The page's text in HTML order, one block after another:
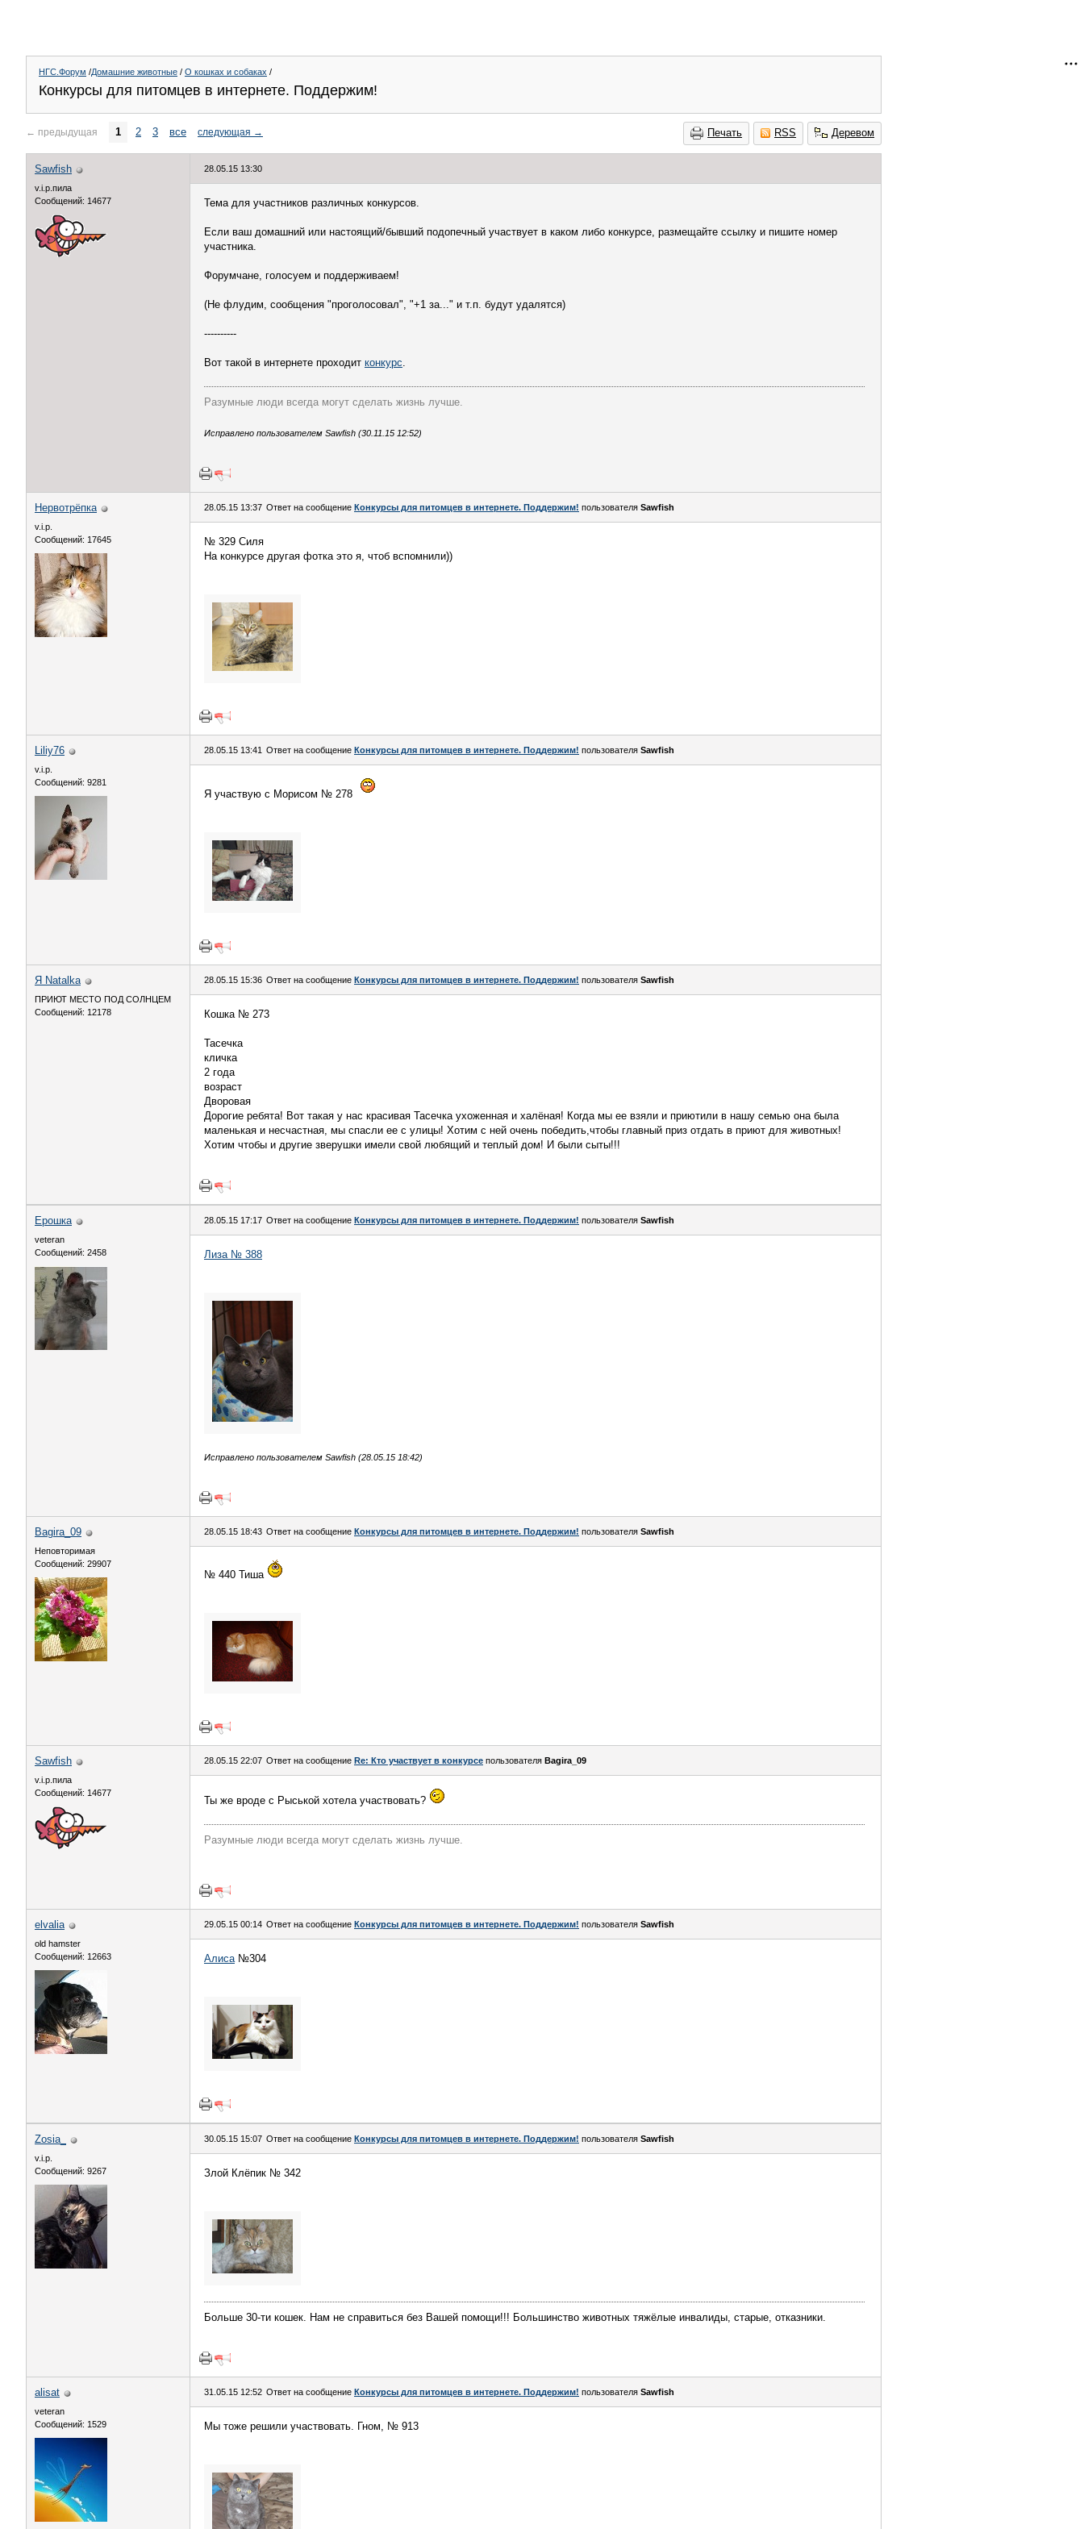
НГС.Форум /Домашние животные / О кошках и собаках /
Конкурсы для питомцев в интернете. Поддержим!
Печать RSS Деревом
← предыдущая 1 2 3 все следующая →
Sawfish
v.i.p.пила
Сообщений: 14677
28.05.15 13:30
Тема для участников различных конкурсов.
Если ваш домашний или настоящий/бывший подопечный участвует в каком либо конкурсе, размещайте ссылку и пишите номер
участника.
Форумчане, голосуем и поддерживаем!
(Не флудим, сообщения "проголосовал", "+1 за..." и т.п. будут удалятся)
----------
Вот такой в интернете проходит конкурс.
Разумные люди всегда могут сделать жизнь лучше.
Исправлено пользователем Sawfish (30.11.15 12:52)
Нервотрёпка
v.i.p.
Сообщений: 17645
28.05.15 13:37 Ответ на сообщение Конкурсы для питомцев в интернете. Поддержим! пользователя Sawfish
№ 329 Силя
На конкурсе другая фотка это я, чтоб вспомнили))
Liliy76
v.i.p.
Сообщений: 9281
28.05.15 13:41 Ответ на сообщение Конкурсы для питомцев в интернете. Поддержим! пользователя Sawfish
Я участвую с Морисом № 278
Я Natalka
ПРИЮТ МЕСТО ПОД СОЛНЦЕМ
Сообщений: 12178
28.05.15 15:36 Ответ на сообщение Конкурсы для питомцев в интернете. Поддержим! пользователя Sawfish
Кошка № 273
Тасечка
кличка
2 года
возраст
Дворовая
Дорогие ребята! Вот такая у нас красивая Тасечка ухоженная и халёная! Когда мы ее взяли и приютили в нашу семью она была
маленькая и несчастная, мы спасли ее с улицы! Хотим с ней очень победить,чтобы главный приз отдать в приют для животных!
Хотим чтобы и другие зверушки имели свой любящий и теплый дом! И были сыты!!!
Ерошка
veteran
Сообщений: 2458
28.05.15 17:17 Ответ на сообщение Конкурсы для питомцев в интернете. Поддержим! пользователя Sawfish
Лиза № 388
Исправлено пользователем Sawfish (28.05.15 18:42)
Bagira_09
Неповторимая
Сообщений: 29907
28.05.15 18:43 Ответ на сообщение Конкурсы для питомцев в интернете. Поддержим! пользователя Sawfish
№ 440 Тиша
Sawfish
v.i.p.пила
Сообщений: 14677
28.05.15 22:07 Ответ на сообщение Re: Кто участвует в конкурсе пользователя Bagira_09
Ты же вроде с Рыськой хотела участвовать?
Разумные люди всегда могут сделать жизнь лучше.
elvalia
old hamster
Сообщений: 12663
29.05.15 00:14 Ответ на сообщение Конкурсы для питомцев в интернете. Поддержим! пользователя Sawfish
Алиса№304
Zosia_
v.i.p.
Сообщений: 9267
30.05.15 15:07 Ответ на сообщение Конкурсы для питомцев в интернете. Поддержим! пользователя Sawfish
Злой Клёпик № 342
Больше 30-ти кошек. Нам не справиться без Вашей помощи!!! Большинство животных тяжёлые инвалиды, старые, отказники.
alisat
veteran
Сообщений: 1529
31.05.15 12:52 Ответ на сообщение Конкурсы для питомцев в интернете. Поддержим! пользователя Sawfish
Мы тоже решили участвовать. Гном, № 913